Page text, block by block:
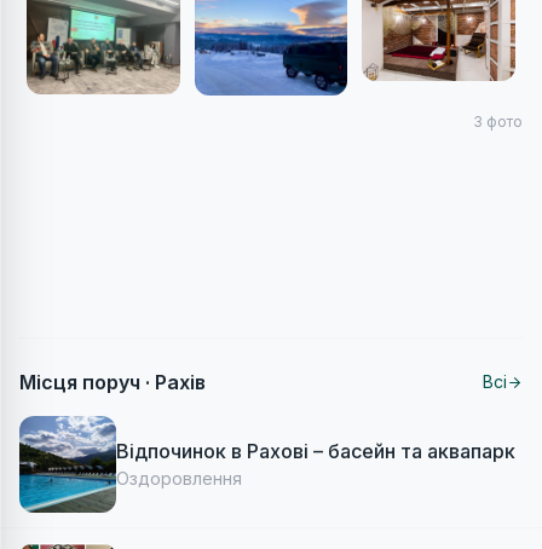
3 фото
Місця поруч · Рахів Всі
Відпочинок в Рахові – басейн та аквапарк
Оздоровлення